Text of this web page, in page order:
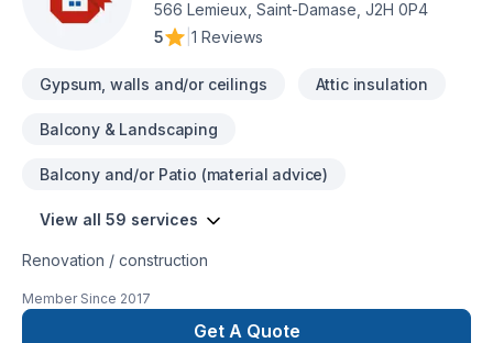
566 Lemieux, Saint-Damase, J2H 0P4
5
1 Reviews
Gypsum, walls and/or ceilings Attic insulation
Balcony & Landscaping
Balcony and/or Patio (material advice)
View all 59 services
Renovation / construction
Member Since 2017
Get A Quote